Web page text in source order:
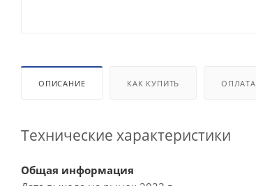
ОПИСАНИЕ КАК КУПИТЬ ОПЛАТА
Технические характеристики
Общая информация